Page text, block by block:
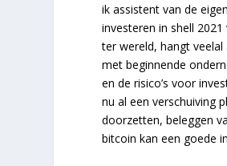
ik assistent van de
investeren in shell
ter wereld, hangt
met beginnende
en de risico’s voor
nu al een verschuiving
doorzetten, beleggen
bitcoin kan een goede